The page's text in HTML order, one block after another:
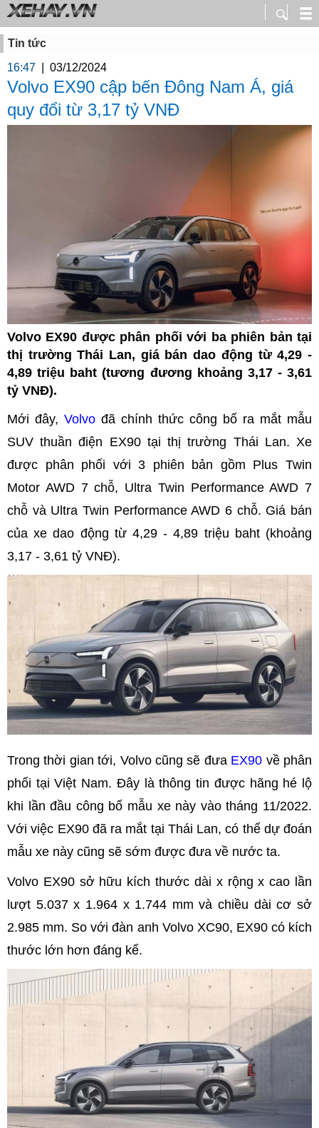
Tin tức
16:47
03/12/2024
Volvo EX90 cập bến Đông Nam Á, giá
quy đổi từ 3,17 tỷ VNĐ
Volvo EX90 được phân phối với ba phiên bản tại
thị trường Thái Lan, giá bán dao động từ 4,29 -
4,89 triệu baht (tương đương khoảng 3,17 - 3,61
tỷ VNĐ).
Mới đây, Volvo đã chính thức công bố ra mắt mẫu
SUV thuần điện EX90 tại thị trường Thái Lan. Xe
được phân phối với 3 phiên bản gồm Plus Twin
Motor AWD 7 chỗ, Ultra Twin Performance AWD 7
chỗ và Ultra Twin Performance AWD 6 chỗ. Giá bán
của xe dao động từ 4,29 - 4,89 triệu baht (khoảng
3,17 - 3,61 tỷ VNĐ).
Trong thời gian tới, Volvo cũng sẽ đưa EX90 về phân
phối tại Việt Nam. Đây là thông tin được hãng hé lộ
khi lần đầu công bố mẫu xe này vào tháng 11/2022.
Với việc EX90 đã ra mắt tại Thái Lan, có thể dự đoán
mẫu xe này cũng sẽ sớm được đưa về nước ta.
Volvo EX90 sở hữu kích thước dài x rộng x cao lần
lượt 5.037 x 1.964 x 1.744 mm và chiều dài cơ sở
2.985 mm. So với đàn anh Volvo XC90, EX90 có kích
thước lớn hơn đáng kể.